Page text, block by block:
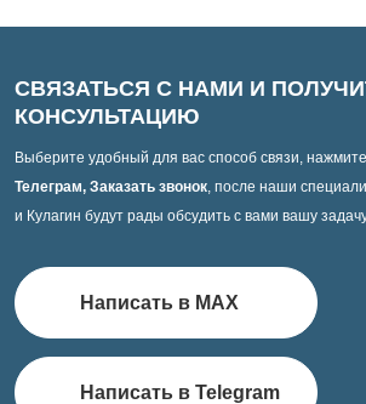
СВЯЗАТЬСЯ С НАМИ И
КОНСУЛЬТАЦИЮ
Выберите удобный для вас способ связи,
Телеграм, Заказать звонок, после наши
и Кулагин будут рады обсудить с вами вашу
Написать в MAX
Написать в Telegram